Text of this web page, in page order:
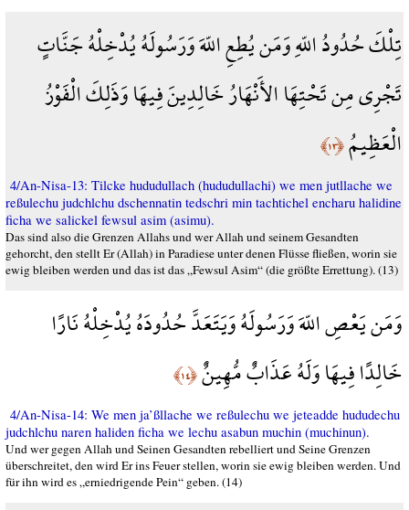
تِلْكَ حُدُودُ اللّهِ وَمَن يُطِعِ اللّهَ وَرَسُولَهُ يُدْخِلْهُ جَنَّاتٍ
تَجْرِي مِن تَحْتِهَا الأَنْهَارُ خَالِدِينَ فِيهَا وَذَلِكَ الْفَوْزُ
الْعَظِيمُ﴿١٣﴾
4/An-Nisa-13: Tilcke hududullach (hududullachi) we men jutllache we
reßulechu judchlchu dschennatin tedschri min tachtichel encharu halidine
ficha we salickel fewsul asim (asimu).
Das sind also die Grenzen Allahs und wer Allah und seinem Gesandten
gehorcht, den stellt Er (Allah) in Paradiese unter denen Flüsse fließen, worin sie
ewig bleiben werden und das ist das „Fewsul Asim“ (die größte Errettung). (13)
وَمَن يَعْصِ اللّهَ وَرَسُولَهُ وَيَتَعَدَّ حُدُودَهُ يُدْخِلْهُ نَارًا
خَالِدًا فِيهَا وَلَهُ عَذَابٌ مُّهِينٌ﴿١٤﴾
4/An-Nisa-14: We men ja’ßllache we reßulechu we jeteadde hududechu
judchlchu naren haliden ficha we lechu asabun muchin (muchinun).
Und wer gegen Allah und Seinen Gesandten rebelliert und Seine Grenzen
überschreitet, den wird Er ins Feuer stellen, worin sie ewig bleiben werden. Und
für ihn wird es „erniedrigende Pein“ geben. (14)